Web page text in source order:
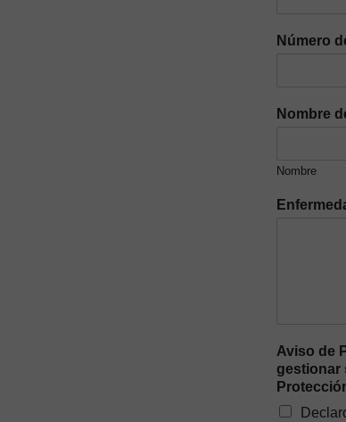
Número
Nombre
Nombre
Aviso de
gestionar